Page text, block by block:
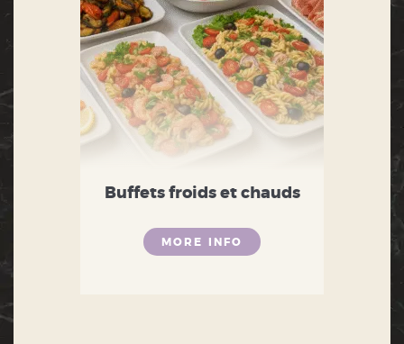
Buffets froids et chauds
MORE INFO